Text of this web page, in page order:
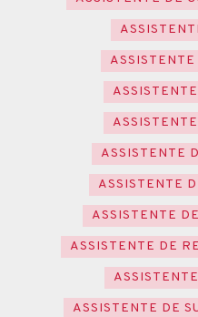
ASSISTENTE
ASSISTENTE
ASSISTENTE
ASSISTENTE DE
ASSISTENTE DE